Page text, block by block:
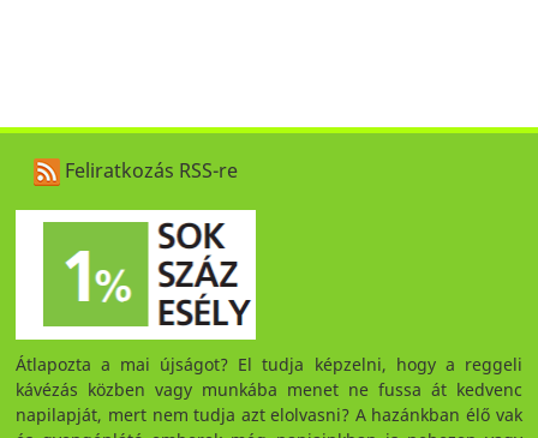
Feliratkozás RSS-re
Átlapozta a mai újságot? El tudja képzelni, hogy a reggeli
kávézás közben vagy munkába menet ne fussa át kedvenc
napilapját, mert nem tudja azt elolvasni? A hazánkban élő vak